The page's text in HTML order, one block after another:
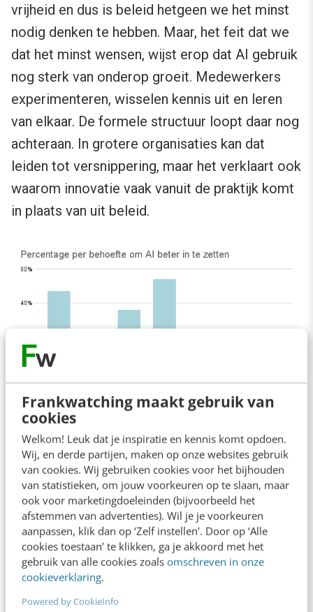
Frankwatching maakt gebruik van
cookies
Welkom! Leuk dat je inspiratie en kennis komt opdoen.
Wij, en derde partijen, maken op onze websites gebruik
van cookies. Wij gebruiken cookies voor het bijhouden
van statistieken, om jouw voorkeuren op te slaan, maar
ook voor marketingdoeleinden (bijvoorbeeld het
afstemmen van advertenties). Wil je je voorkeuren
aanpassen, klik dan op ‘Zelf instellen’. Door op ‘Alle
cookies toestaan’ te klikken, ga je akkoord met het
gebruik van alle cookies zoals omschreven in onze
cookieverklaring.
Powered by CookieInfo
vrijheid en dus is beleid hetgeen we het minst
nodig denken te hebben. Maar, het feit dat we
dat het minst wensen, wijst erop dat AI gebruik
nog sterk van onderop groeit. Medewerkers
experimenteren, wisselen kennis uit en leren
van elkaar. De formele structuur loopt daar nog
achteraan. In grotere organisaties kan dat
leiden tot versnippering, maar het verklaart ook
waarom innovatie vaak vanuit de praktijk komt
in plaats van uit beleid.
Van experimenteren naar
volwassenheid
Ons onderzoek heeft ons doen inzien dat we
met elkaar klaar zijn voor de volgende stap. AI
is alledaags, maar de impact die het kan maken
moeten we nog verder verdiepen. In 2026
werken we toe naar de organisatie van AI. Het